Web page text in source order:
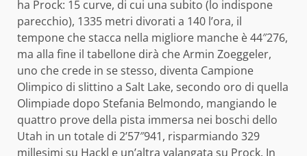
ha Prock: 15 curve, di cui una subito (lo indispone
parecchio), 1335 metri divorati a 140 l’ora, il
tempone che stacca nella migliore manche è 44″276,
ma alla fine il tabellone dirà che Armin Zoeggeler,
uno che crede in se stesso, diventa Campione
Olimpico di slittino a Salt Lake, secondo oro di quella
Olimpiade dopo Stefania Belmondo, mangiando le
quattro prove della pista immersa nei boschi dello
Utah in un totale di 2’57″941, risparmiando 329
millesimi su Hackl e un’altra valangata su Prock. In